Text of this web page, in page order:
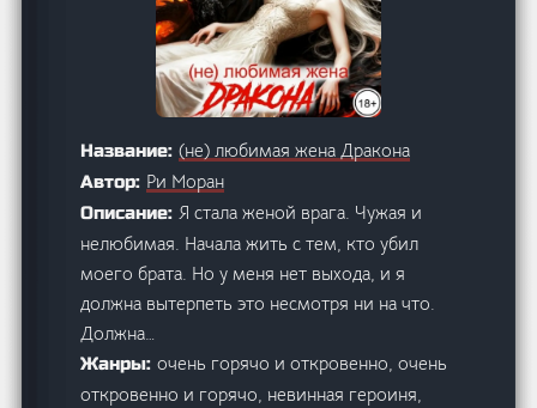
Название:(не) любимая жена Дракона
Автор: Ри Моран
Описание:Я стала женой врага. Чужая и
нелюбимая. Начала жить с тем, кто убил
моего брата. Но у меня нет выхода, и я
должна вытерпеть это несмотря ни на что.
Должна…
Жанры:очень горячо и откровенно, очень
откровенно и горячо, невинная героиня,